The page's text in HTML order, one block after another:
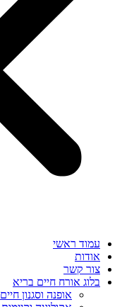
עמוד ראשי
אודות
צור קשר
בלוג אורח חיים בריא
אופנה וסגנון חיים